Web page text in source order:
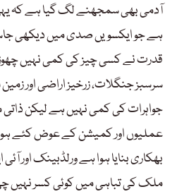
آدمی بھی سمجھنے لگ گیا ہے کہ
ہے جو ایکسویں صدی میں دیکھی
قدرت نے کسی چیز کی کمی نہیں
سرسبز جنگلات، زرخیز اراضی اور
جواہرات کی کمی نہیں ہے لیکن
عملیوں اور کمیشن کے عوض کئے
بھکاری بنایا ہوا ہے ورلڈبینک اور
ملک کی تباہی میں کوئی کسر نہیں